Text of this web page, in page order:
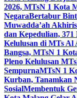
2026, MTsN 1 Kota
NegaraBertabur
Muwadda’ah
dan Kepedulian,
Kelulusan di MTs Al
Bangsa, MTsN 1
Pleno Kelulusan
SempurnaMTsN 1
Kurban, Tanamkan
SosialMembentuk